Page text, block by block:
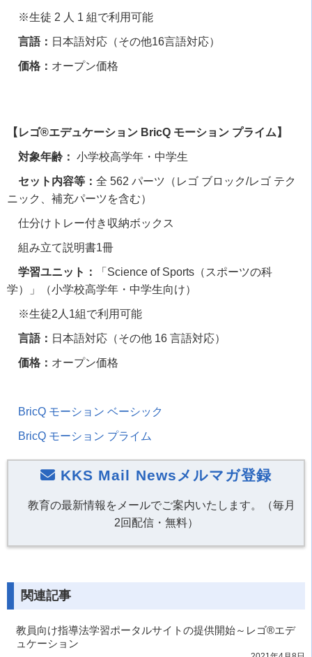
※生徒 2 人 1 組で利用可能
言語： 日本語対応（その他16言語対応）
価格： オープン価格
【レゴ®エデュケーション BricQ モーション プライム】
対象年齢： 小学校高学年・中学生
セット内容等： 全 562 パーツ（レゴ ブロック/レゴ テク
ニック、補充パーツを含む）
仕分けトレー付き収納ボックス
組み立て説明書1冊
学習ユニット： 「 Science of Sports （スポーツの科
学）」（小学校高学年・中学生向け）
※生徒2 人 1組で利用可能
言語： 日本語対応（その他 16 言語対応）
価格： オープン価格
BricQ モーション ベーシック
BricQ モーション プライム
KKS Mail Newsメルマガ登録
教育の最新情報をメールでご案内いたします。（毎月
2回配信・無料）
関連記事
教員向け指導法学習ポータルサイトの提供開始～レゴ®エデ
ュケーション